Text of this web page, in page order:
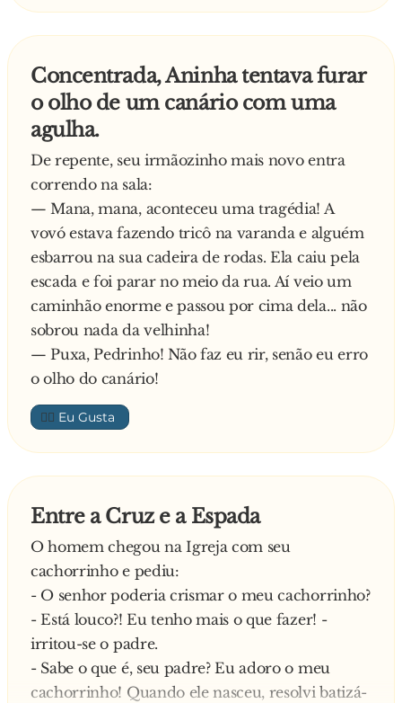
Concentrada, Aninha tentava furar
o olho de um canário com uma
agulha.
De repente, seu irmãozinho mais novo entra
correndo na sala:
— Mana, mana, aconteceu uma tragédia! A
vovó estava fazendo tricô na varanda e alguém
esbarrou na sua cadeira de rodas. Ela caiu pela
escada e foi parar no meio da rua. Aí veio um
caminhão enorme e passou por cima dela... não
sobrou nada da velhinha!
— Puxa, Pedrinho! Não faz eu rir, senão eu erro
o olho do canário!
👍🏼
Entre a Cruz e a Espada
O homem chegou na Igreja com seu
cachorrinho e pediu:
- O senhor poderia crismar o meu cachorrinho?
- Está louco?! Eu tenho mais o que fazer! -
irritou-se o padre.
- Sabe o que é, seu padre? Eu adoro o meu
cachorrinho! Quando ele nasceu, resolvi batizá-